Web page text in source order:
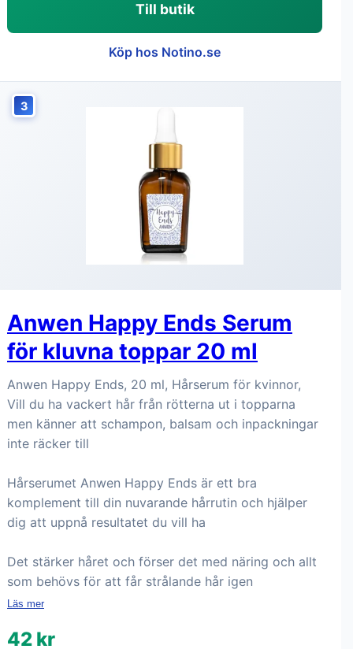
Till butik
Köp hos Notino.se
3
Anwen Happy Ends Serum
för kluvna toppar 20 ml
Anwen Happy Ends, 20 ml, Hårserum för kvinnor,
Vill du ha vackert hår från rötterna ut i topparna
men känner att schampon, balsam och inpackningar
inte räcker till
Hårserumet Anwen Happy Ends är ett bra
komplement till din nuvarande hårrutin och hjälper
dig att uppnå resultatet du vill ha
Det stärker håret och förser det med näring och allt
som behövs för att får strålande hår igen
Läs mer
42 kr